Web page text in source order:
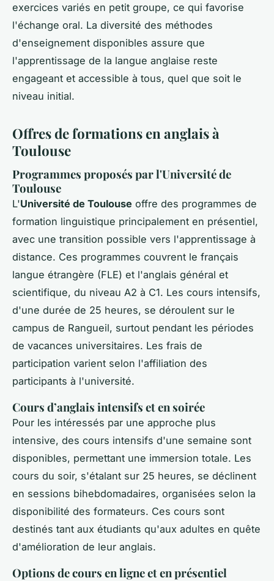
exercices variés en petit groupe, ce qui favorise
l'échange oral. La diversité des méthodes
d'enseignement disponibles assure que
l'apprentissage de la langue anglaise reste
engageant et accessible à tous, quel que soit le
niveau initial.
Offres de formations en anglais à
Toulouse
Programmes proposés par l'Université de
Toulouse
L'Université de Toulouse offre des programmes de
formation linguistique principalement en présentiel,
avec une transition possible vers l'apprentissage à
distance. Ces programmes couvrent le français
langue étrangère (FLE) et l'anglais général et
scientifique, du niveau A2 à C1. Les cours intensifs,
d'une durée de 25 heures, se déroulent sur le
campus de Rangueil, surtout pendant les périodes
de vacances universitaires. Les frais de
participation varient selon l'affiliation des
participants à l'université.
Cours d’anglais intensifs et en soirée
Pour les intéressés par une approche plus
intensive, des cours intensifs d'une semaine sont
disponibles, permettant une immersion totale. Les
cours du soir, s'étalant sur 25 heures, se déclinent
en sessions bihebdomadaires, organisées selon la
disponibilité des formateurs. Ces cours sont
destinés tant aux étudiants qu'aux adultes en quête
d'amélioration de leur anglais.
Options de cours en ligne et en présentiel